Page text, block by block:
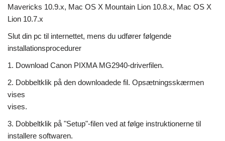
Mavericks 10.9.x, Mac OS X Mountain Lion 10.8.x, Mac OS X
Lion 10.7.x
Slut din pc til internettet, mens du udfører følgende
installationsprocedurer
1. Download Canon PIXMA MG2940-driverfilen.
2. Dobbeltklik på den downloadede fil. Opsætningsskærmen
vises
vises.
3. Dobbeltklik på "Setup"-filen ved at følge instruktionerne til
installere softwaren.